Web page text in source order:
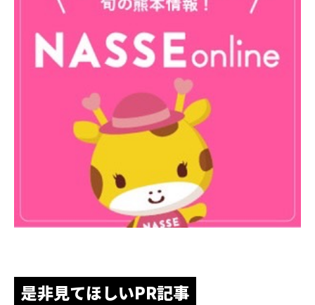
是非見てほしいPR記事